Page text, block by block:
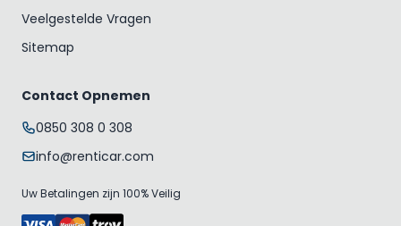
Veelgestelde Vragen
Sitemap
Contact Opnemen
0850 308 0 308
info@renticar.com
Uw Betalingen zijn 100% Veilig